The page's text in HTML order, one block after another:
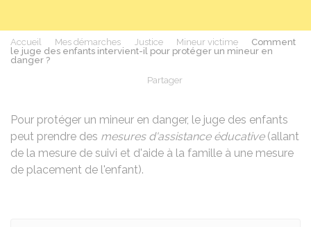
Accueil Mes démarches Justice Mineur victime
Comment
le juge des enfants intervient-il pour protéger un mineur en
danger ?
Partager
Pour protéger un mineur en danger, le juge des enfants
peut prendre des mesures d'assistance éducative(allant
de la mesure de suivi et d'aide à la famille à une mesure
de placement de l'enfant).